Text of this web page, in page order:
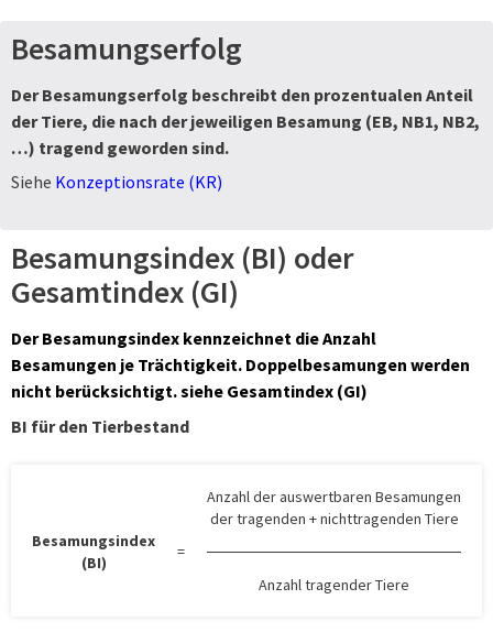
Besamungserfolg
Der Besamungserfolg beschreibt den prozentualen Anteil
der Tiere, die nach der jeweiligen Besamung (EB, NB1, NB2,
…) tragend geworden sind.
Siehe Konzeptionsrate (KR)
Besamungsindex (BI) oder
Gesamtindex (GI)
Der Besamungsindex kennzeichnet die Anzahl
Besamungen je Trächtigkeit. Doppelbesamungen werden
nicht berücksichtigt. siehe Gesamtindex (GI)
BI für den Tierbestand
Anzahl der auswertbaren Besamungen
der tragenden + nichttragenden Tiere
Besamungsindex
(BI)
=
Anzahl tragender Tiere